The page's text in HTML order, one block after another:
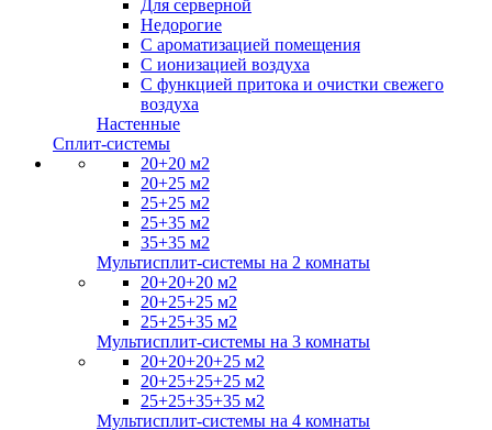
Для серверной
Недорогие
С ароматизацией помещения
С ионизацией воздуха
С функцией притока и очистки свежего
воздуха
Настенные
Сплит-системы
20+20 м2
20+25 м2
25+25 м2
25+35 м2
35+35 м2
Мультисплит-системы на 2 комнаты
20+20+20 м2
20+25+25 м2
25+25+35 м2
Мультисплит-системы на 3 комнаты
20+20+20+25 м2
20+25+25+25 м2
25+25+35+35 м2
Мультисплит-системы на 4 комнаты